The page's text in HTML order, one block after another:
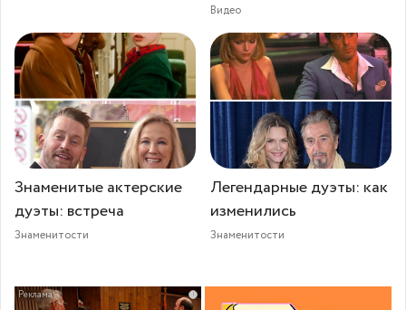
Видео
Знаменитые актерские
дуэты: встреча
Знаменитости
Легендарные дуэты: как
изменились
Знаменитости
i